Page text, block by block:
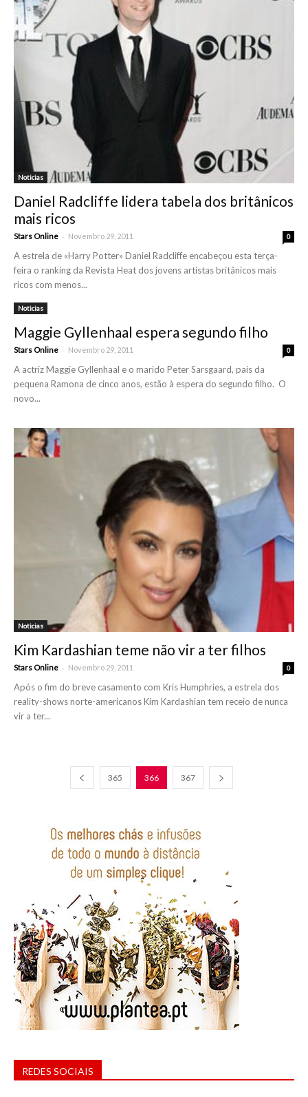
Noticias
Daniel Radcliffe lidera tabela dos britânicos
mais ricos
Stars Online - Novembro 29, 2011 0
A estrela de «Harry Potter» Daniel Radcliffe encabeçou esta terça-
feira o ranking da Revista Heat dos jovens artistas britânicos mais
ricos com menos...
Noticias
Maggie Gyllenhaal espera segundo filho
Stars Online - Novembro 29, 2011 0
A actriz Maggie Gyllenhaal e o marido Peter Sarsgaard, pais da
pequena Ramona de cinco anos, estão à espera do segundo filho. O
novo...
Noticias
Kim Kardashian teme não vir a ter filhos
Stars Online - Novembro 29, 2011 0
Após o fim do breve casamento com Kris Humphries, a estrela dos
reality-shows norte-americanos Kim Kardashian tem receio de nunca
vir a ter...
365 366 367
REDES SOCIAIS